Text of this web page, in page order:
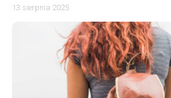
13 sierpnia 2025